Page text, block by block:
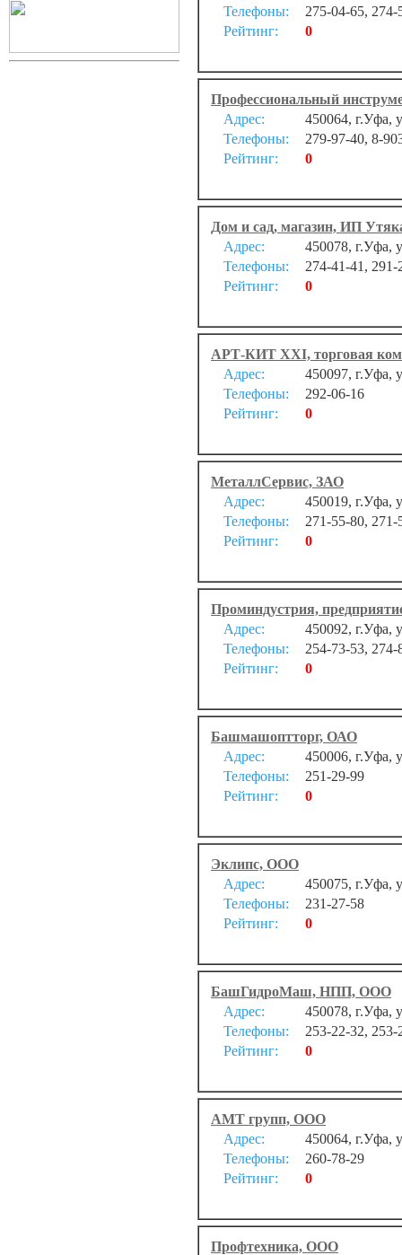
Телефоны:
275-04-65, 274-
Рейтинг:
0
Профессиональный
Адрес:
450064, г.Уфа,
Телефоны:
279-97-40, 8-
Рейтинг:
0
Дом и сад, магазин, ИП
Адрес:
450078, г.Уфа,
Телефоны:
274-41-41, 291-
Рейтинг:
0
АРТ-КИТ XXI, торговая
Адрес:
450097, г.Уфа,
Телефоны:
292-06-16
Рейтинг:
0
МеталлСервис, ЗАО
Адрес:
450019, г.Уфа,
Телефоны:
271-55-80,
Рейтинг:
0
Проминдустрия,
Адрес:
450092, г.Уфа,
Телефоны:
254-73-53, 274-
Рейтинг:
0
Башмашоптторг, ОАО
Адрес:
450006, г.Уфа,
Телефоны:
251-29-99
Рейтинг:
0
Эклипс, ООО
Адрес:
450075, г.Уфа,
Телефоны:
231-27-58
Рейтинг:
0
БашГидроМаш, НПП, ООО
Адрес:
450078, г.Уфа,
Телефоны:
253-22-32,
Рейтинг:
0
АМТ групп, ООО
Адрес:
450064, г.Уфа,
Телефоны:
260-78-29
Рейтинг:
0
Профтехника, ООО